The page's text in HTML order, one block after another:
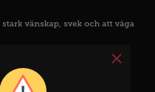
vänskap, svek och att våga
och planerar att inleda sin
i Stockholm. Som stöd finns
vännen Sebastian som delar